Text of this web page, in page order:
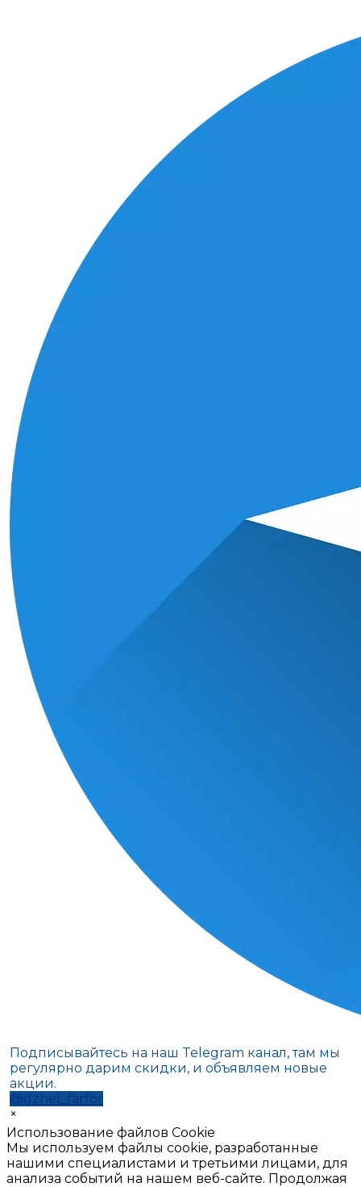
Подписывайтесь на наш Telegram канал, там мы
регулярно дарим скидки, и объявляем новые
акции.
@gzhel_farfor
×
Использование файлов Cookie
Мы используем файлы cookie, разработанные
нашими специалистами и третьими лицами, для
анализа событий на нашем веб-сайте. Продолжая